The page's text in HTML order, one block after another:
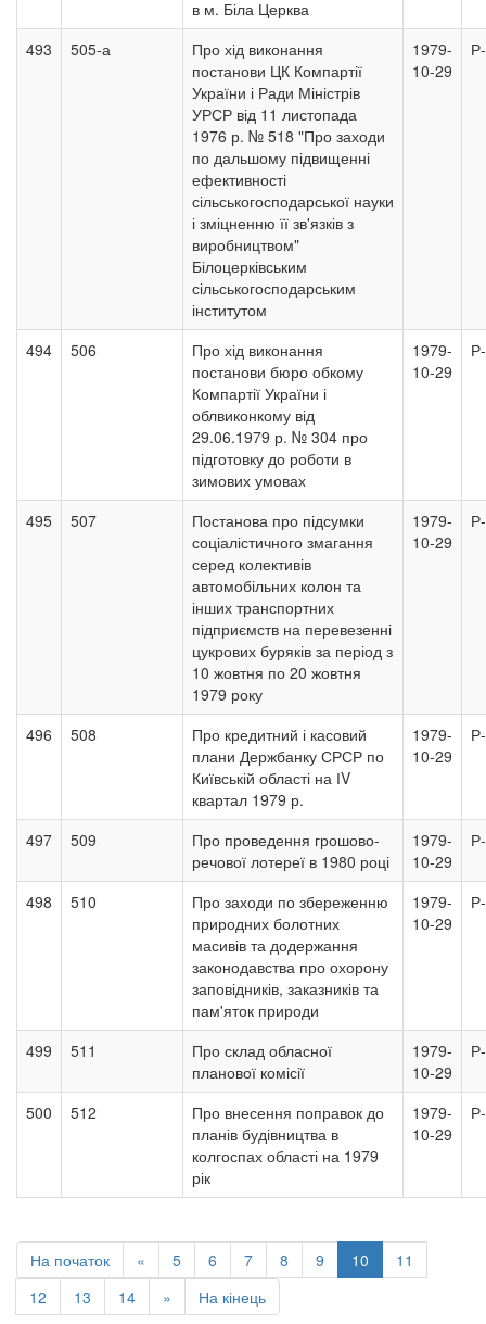
в м. Біла Церква
493
505-а
Про хід виконання
постанови ЦК Компартії
України і Ради Міністрів
УРСР від 11 листопада
1976 р. № 518 "Про заходи
по дальшому підвищенні
ефективності
сільськогосподарської науки
і зміцненню її зв'язків з
виробництвом"
Білоцерківським
сільськогосподарським
інститутом
1979-
10-29
494 506
Про хід виконання
постанови бюро обкому
Компартії України і
облвиконкому від
29.06.1979 р. № 304 про
підготовку до роботи в
зимових умовах
1979-
10-29
495 507
Постанова про підсумки
соціалістичного змагання
серед колективів
автомобільних колон та
інших транспортних
підприємств на перевезенні
цукрових буряків за період з
10 жовтня по 20 жовтня
1979 року
1979-
10-29
496 508
Про кредитний і касовий
плани Держбанку СРСР по
Київській області на ІV
квартал 1979 р.
1979-
10-29
497 509
Про проведення грошово-
речової лотереї в 1980 році
1979-
10-29
498 510
Про заходи по збереженню
природних болотних
масивів та додержання
законодавства про охорону
заповідників, заказників та
пам'яток природи
1979-
10-29
499 511
Про склад обласної
планової комісії
1979-
10-29
500 512
Про внесення поправок до
планів будівництва в
колгоспах області на 1979
рік
1979-
10-29
На початок « 5 6 7 8 9 10
11
12
13 14 » На кінець